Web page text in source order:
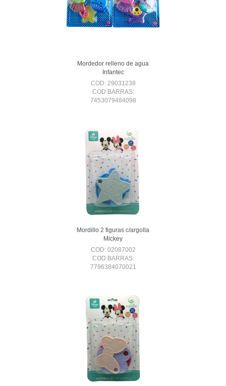
Mordedor relleno de agua
Infantec
COD: 29031238
COD BARRAS:
7453079484098
Mordillo 2 figuras c/argolla
Mickey
COD: 02087002
COD BARRAS:
7796384070021